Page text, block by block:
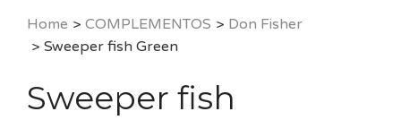
Home > COMPLEMENTOS > Don Fisher
> Sweeper fish Green
Sweeper fish